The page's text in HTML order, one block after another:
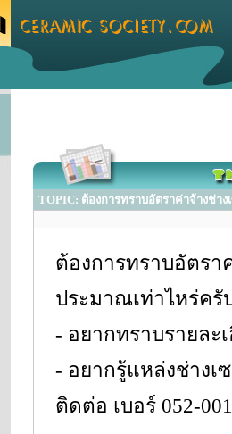
TOPIC: ต้องการทราบอัตราค่าจ้างช่า
ต้องการทราบอัตรา
ประมาณเท่าไหร่ครั
- อยากทราบรายละ
- อยากรู้แหล่งช่าง
ติดต่อ เบอร์ 052-